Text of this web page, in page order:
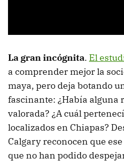
La gran incógnita. El
a comprender mejor la
maya, pero deja botando
fascinante: ¿Había alguna
valorada? ¿A cuál
localizados en Chiapas?
Calgary reconocen que
que no han podido